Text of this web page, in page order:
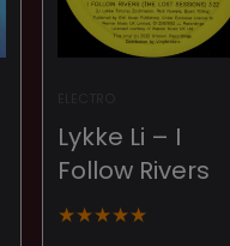
Lykke Li – I
Follow Rivers
★★★★★